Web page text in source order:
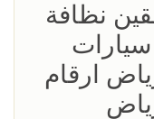
نظافة
سيارات
ارقام